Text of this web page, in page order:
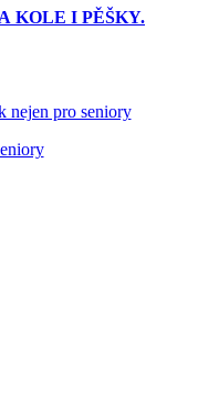
KOLE I PĚŠKY.
nejen pro seniory